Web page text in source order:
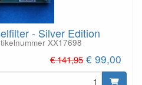
- Silver Edition
XX17698
€ 141,95 € 99,00